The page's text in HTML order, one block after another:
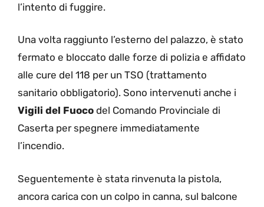
l’intento di fuggire.
Una volta raggiunto l’esterno del palazzo, è stato
fermato e bloccato dalle forze di polizia e affidato
alle cure del 118 per un TSO (trattamento
sanitario obbligatorio). Sono intervenuti anche i
Vigili del Fuoco del Comando Provinciale di
Caserta per spegnere immediatamente
l’incendio.
Seguentemente è stata rinvenuta la pistola,
ancora carica con un colpo in canna, sul balcone